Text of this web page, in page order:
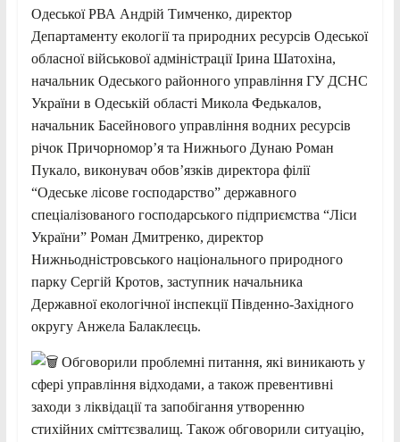
Одеської РВА Андрій Тимченко, директор
Департаменту екології та природних ресурсів Одеської
обласної військової адміністрації Ірина Шатохіна,
начальник Одеського районного управління ГУ ДСНС
України в Одеській області Микола Федькалов,
начальник Басейнового управління водних ресурсів
річок Причорномор’я та Нижнього Дунаю Роман
Пукало, виконувач обов’язків директора філії
“Одеське лісове господарство” державного
спеціалізованого господарського підприємства “Ліси
України” Роман Дмитренко, директор
Нижньодністровського національного природного
парку Сергій Кротов, заступник начальника
Державної екологічної інспекції Південно-Західного
округу Анжела Балаклеєць.
Обговорили проблемні питання, які виникають у
сфері управління відходами, а також превентивні
заходи з ліквідації та запобігання утворенню
стихійних сміттєзвалищ. Також обговорили ситуацію,